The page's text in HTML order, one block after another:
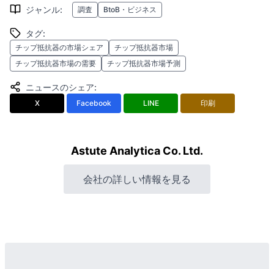
ジャンル: 調査 BtoB・ビジネス
タグ:
チップ抵抗器の市場シェア
チップ抵抗器市場
チップ抵抗器市場の需要
チップ抵抗器市場予測
ニュースのシェア:
X Facebook LINE 印刷
Astute Analytica Co. Ltd.
会社の詳しい情報を見る